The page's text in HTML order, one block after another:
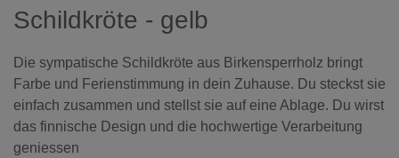
Schildkröte - gelb
Die sympatische Schildkröte aus Birkensperrholz bringt
Farbe und Ferienstimmung in dein Zuhause. Du steckst sie
einfach zusammen und stellst sie auf eine Ablage. Du wirst
das finnische Design und die hochwertige Verarbeitung
geniessen